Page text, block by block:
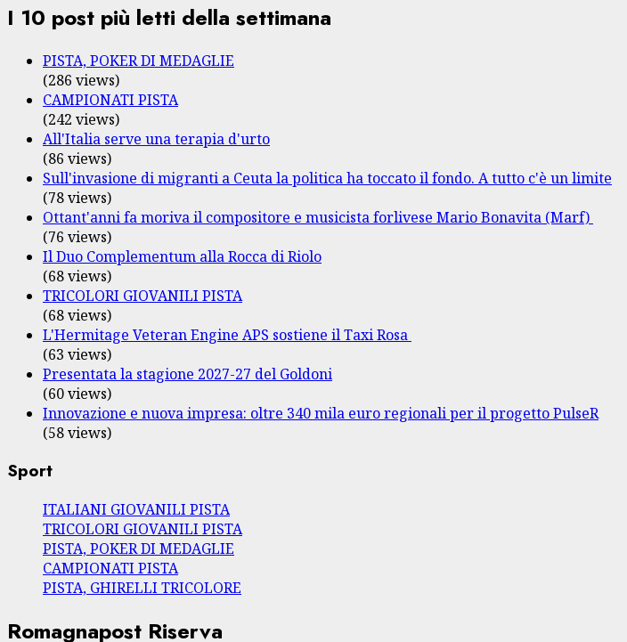
I 10 post più letti della settimana
PISTA, POKER DI MEDAGLIE
(286 views)
CAMPIONATI PISTA
(242 views)
All'Italia serve una terapia d'urto
(86 views)
Sull'invasione di migranti a Ceuta la politica ha toccato il fondo. A tutto c'è un limite
(78 views)
Ottant'anni fa moriva il compositore e musicista forlivese Mario Bonavita (Marf)
(76 views)
Il Duo Complementum alla Rocca di Riolo
(68 views)
TRICOLORI GIOVANILI PISTA
(68 views)
L'Hermitage Veteran Engine APS sostiene il Taxi Rosa
(63 views)
Presentata la stagione 2027-27 del Goldoni
(60 views)
Innovazione e nuova impresa: oltre 340 mila euro regionali per il progetto PulseR
(58 views)
Sport
ITALIANI GIOVANILI PISTA
TRICOLORI GIOVANILI PISTA
PISTA, POKER DI MEDAGLIE
CAMPIONATI PISTA
PISTA, GHIRELLI TRICOLORE
Romagnapost Riserva